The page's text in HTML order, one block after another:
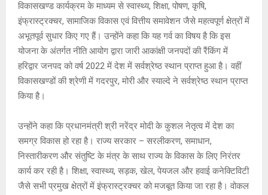
विकासखण्ड कार्यक्रम के माध्यम से स्वास्थ्य, शिक्षा, पोषण, कृषि,
इंफ्रास्ट्रक्चर, सामाजिक विकास एवं वित्तीय समावेशन जैसे महत्वपूर्ण क्षेत्रों में
अभूतपूर्व सुधार किए गए हैं। उन्होंने कहा कि यह गर्व का विषय है कि इस
योजना के अंतर्गत नीति आयोग द्वारा जारी आकांक्षी जनपदों की रैंकिंग में
हरिद्वार जनपद को वर्ष 2022 में देश में सर्वश्रेष्ठ स्थान प्राप्त हुआ है। वहीं
विकासखण्डों की श्रेणी में गदरपुर, मोरी और स्याल्दे ने सर्वश्रेष्ठ स्थान प्राप्त
किया है।
उन्होंने कहा कि प्रधानमंत्री श्री नरेंद्र मोदी के कुशल नेतृत्व में देश का
समग्र विकास हो रहा है। राज्य सरकार – सरलीकरण, समाधान,
निस्तारीकरण और संतुष्टि के मंत्र के साथ राज्य के विकास के लिए निरंतर
कार्य कर रही है। शिक्षा, स्वास्थ्य, सड़क, खेल, पेयजल और हवाई कनेक्टिविटी
जैसे सभी प्रमुख क्षेत्रों में इंफ्रास्ट्रक्चर को मजबूत किया जा रहा है। वोकल